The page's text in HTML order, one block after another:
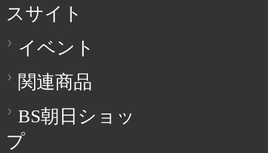
スサイト
イベント
関連商品
BS朝日ショッ
プ